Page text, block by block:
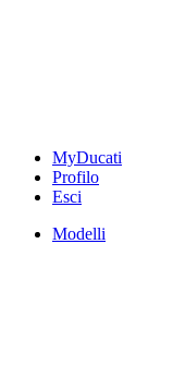
MyDucati
Profilo
Esci
Modelli